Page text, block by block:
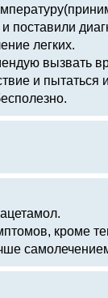
поставили
легких.
вызвать
и пытаться
кроме